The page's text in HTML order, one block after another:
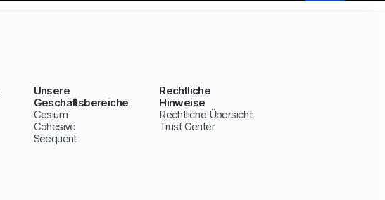
Unsere
Geschäftsbereiche
Cesium
Cohesive
Seequent
Rechtliche
Hinweise
Rechtliche Übersicht
Trust Center